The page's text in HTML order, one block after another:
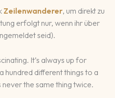
Zeilenwanderer, um direkt zu
erfolgt nur, wenn ihr über
seid).
It’s always up for
hundred different things to a
the same thing twice.